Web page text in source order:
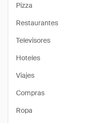
Pizza
Restaurantes
Televisores
Hoteles
Viajes
Compras
Ropa